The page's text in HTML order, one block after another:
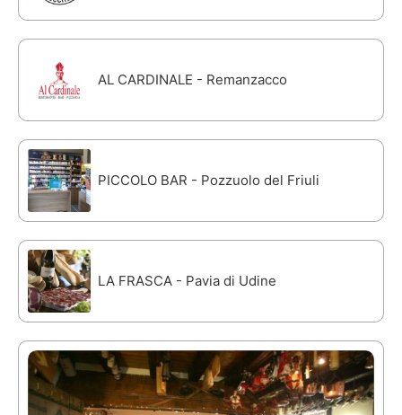
AL CARDINALE - Remanzacco
PICCOLO BAR - Pozzuolo del Friuli
LA FRASCA - Pavia di Udine